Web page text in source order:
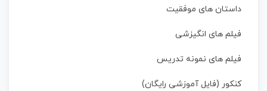
داستان‌ های موفقیت
فیلم های انگیزشی
فیلم های نمونه تدریس
کنکور (فایل آموزشی رایگان)